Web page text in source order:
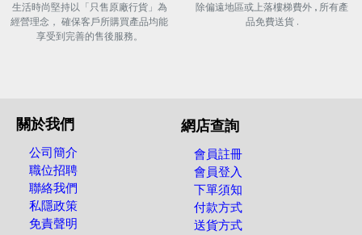
生活時尚堅持以「只售原廠行貨」為
經營理念， 確保客戶所購買產品均能
享受到完善的售後服務。
除偏遠地區或上落樓梯費外 , 所有產
品免費送貨 .
關於我們
公司簡介
職位招聘
聯絡我們
私隱政策
免責聲明
網店查詢
會員註冊
會員登入
下單須知
付款方式
送貨方式